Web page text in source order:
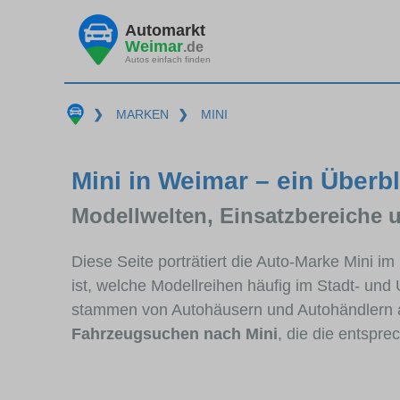
Automarkt
Weimar.de
Autos einfach finden
❯ MARKEN ❯ MINI
Mini in Weimar – ein
Modellwelten, Einsatzbereiche
Diese Seite porträtiert die Auto-Marke Mini
ist, welche Modellreihen häufig im Stadt-
stammen von Autohäusern und
Fahrzeugsuchen nach Mini, die die